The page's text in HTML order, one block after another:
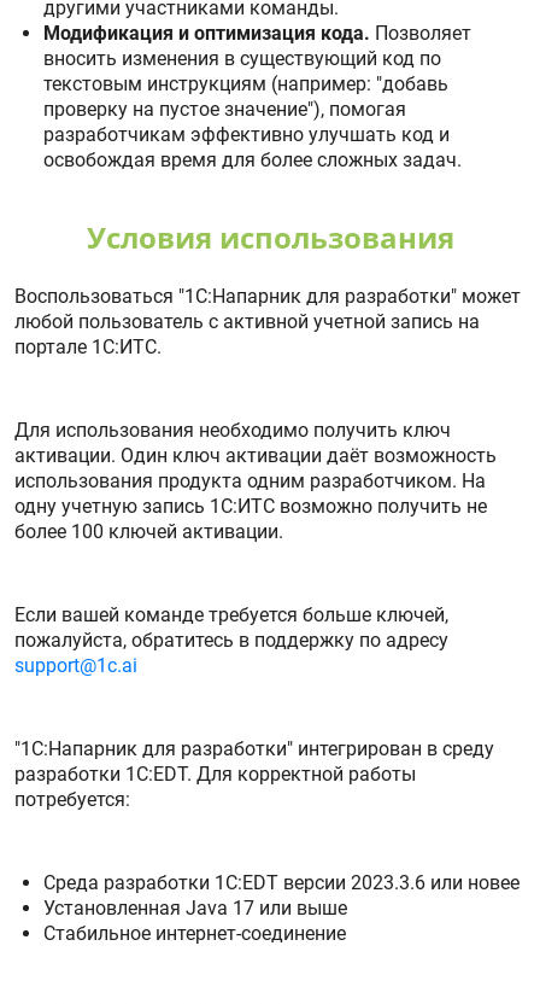
другими участниками команды.
Модификация и оптимизация кода. Позволяет
вносить изменения в существующий код по
текстовым инструкциям (например: "добавь
проверку на пустое значение"), помогая
разработчикам эффективно улучшать код и
освобождая время для более сложных задач.
Условия использования
Воспользоваться "1С:Напарник для разработки" может
любой пользователь с активной учетной запись на
портале 1С:ИТС.
Для использования необходимо получить ключ
активации. Один ключ активации даёт возможность
использования продукта одним разработчиком. На
одну учетную запись 1С:ИТС возможно получить не
более 100 ключей активации.
Если вашей команде требуется больше ключей,
пожалуйста, обратитесь в поддержку по адресу
support@1c.ai
"1С:Напарник для разработки" интегрирован в среду
разработки 1С:EDT. Для корректной работы
потребуется:
Среда разработки 1С:EDT версии 2023.3.6 или новее
Установленная Java 17 или выше
Стабильное интернет-соединение